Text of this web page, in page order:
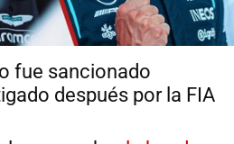
fue sancionado
después por la FIA